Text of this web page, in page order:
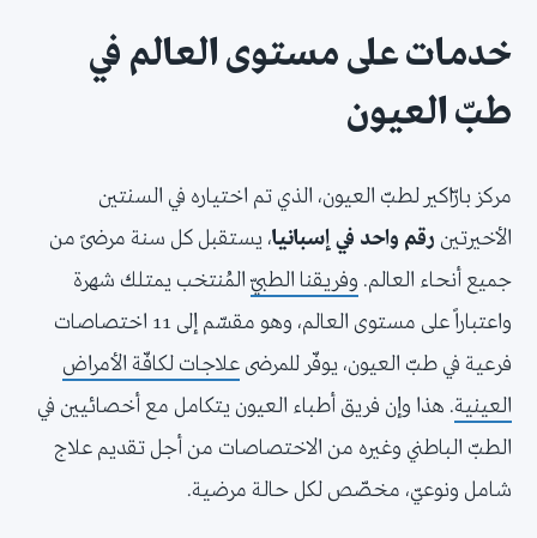
خدمات على مستوى العالم في
طبّ العيون
مركز بارّاكير لطبّ العيون، الذي تم اختياره في السنتين
الأخيرتين رقم واحد في إسبانيا، يستقبل كل سنة مرضىً من
جميع أنحاء العالم. وفريقنا الطبيّالمُنتخب يمتلك شهرة
واعتباراً على مستوى العالم، وهو مقسّم إلى 11 اختصاصات
فرعية في طبّ العيون، يوفّر للمرضى علاجات لكافّة الأمراض
العينية. هذا وإن فريق أطباء العيون يتكامل مع أخصائيين في
الطبّ الباطني وغيره من الاختصاصات من أجل تقديم علاج
شامل ونوعيّ، مخصّص لكل حالة مرضية.